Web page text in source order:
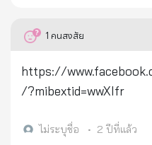
หนังสือรับรองสถานภาพ นั
สำเนาระเบียนแจ้งผลกา
โดยมีอาจารย์ที่ปรึกษาลง
บัญชีเงินฝากธนาคาร ที่เป็
https://
0084 วิทยาลัยมหาสารค
https://
อุบลราชธานี
1 คนสงสัย
https://
/?mibextid=wwXIfr
ไม่ระบุชื่อ • 2 ปีที่แล้ว